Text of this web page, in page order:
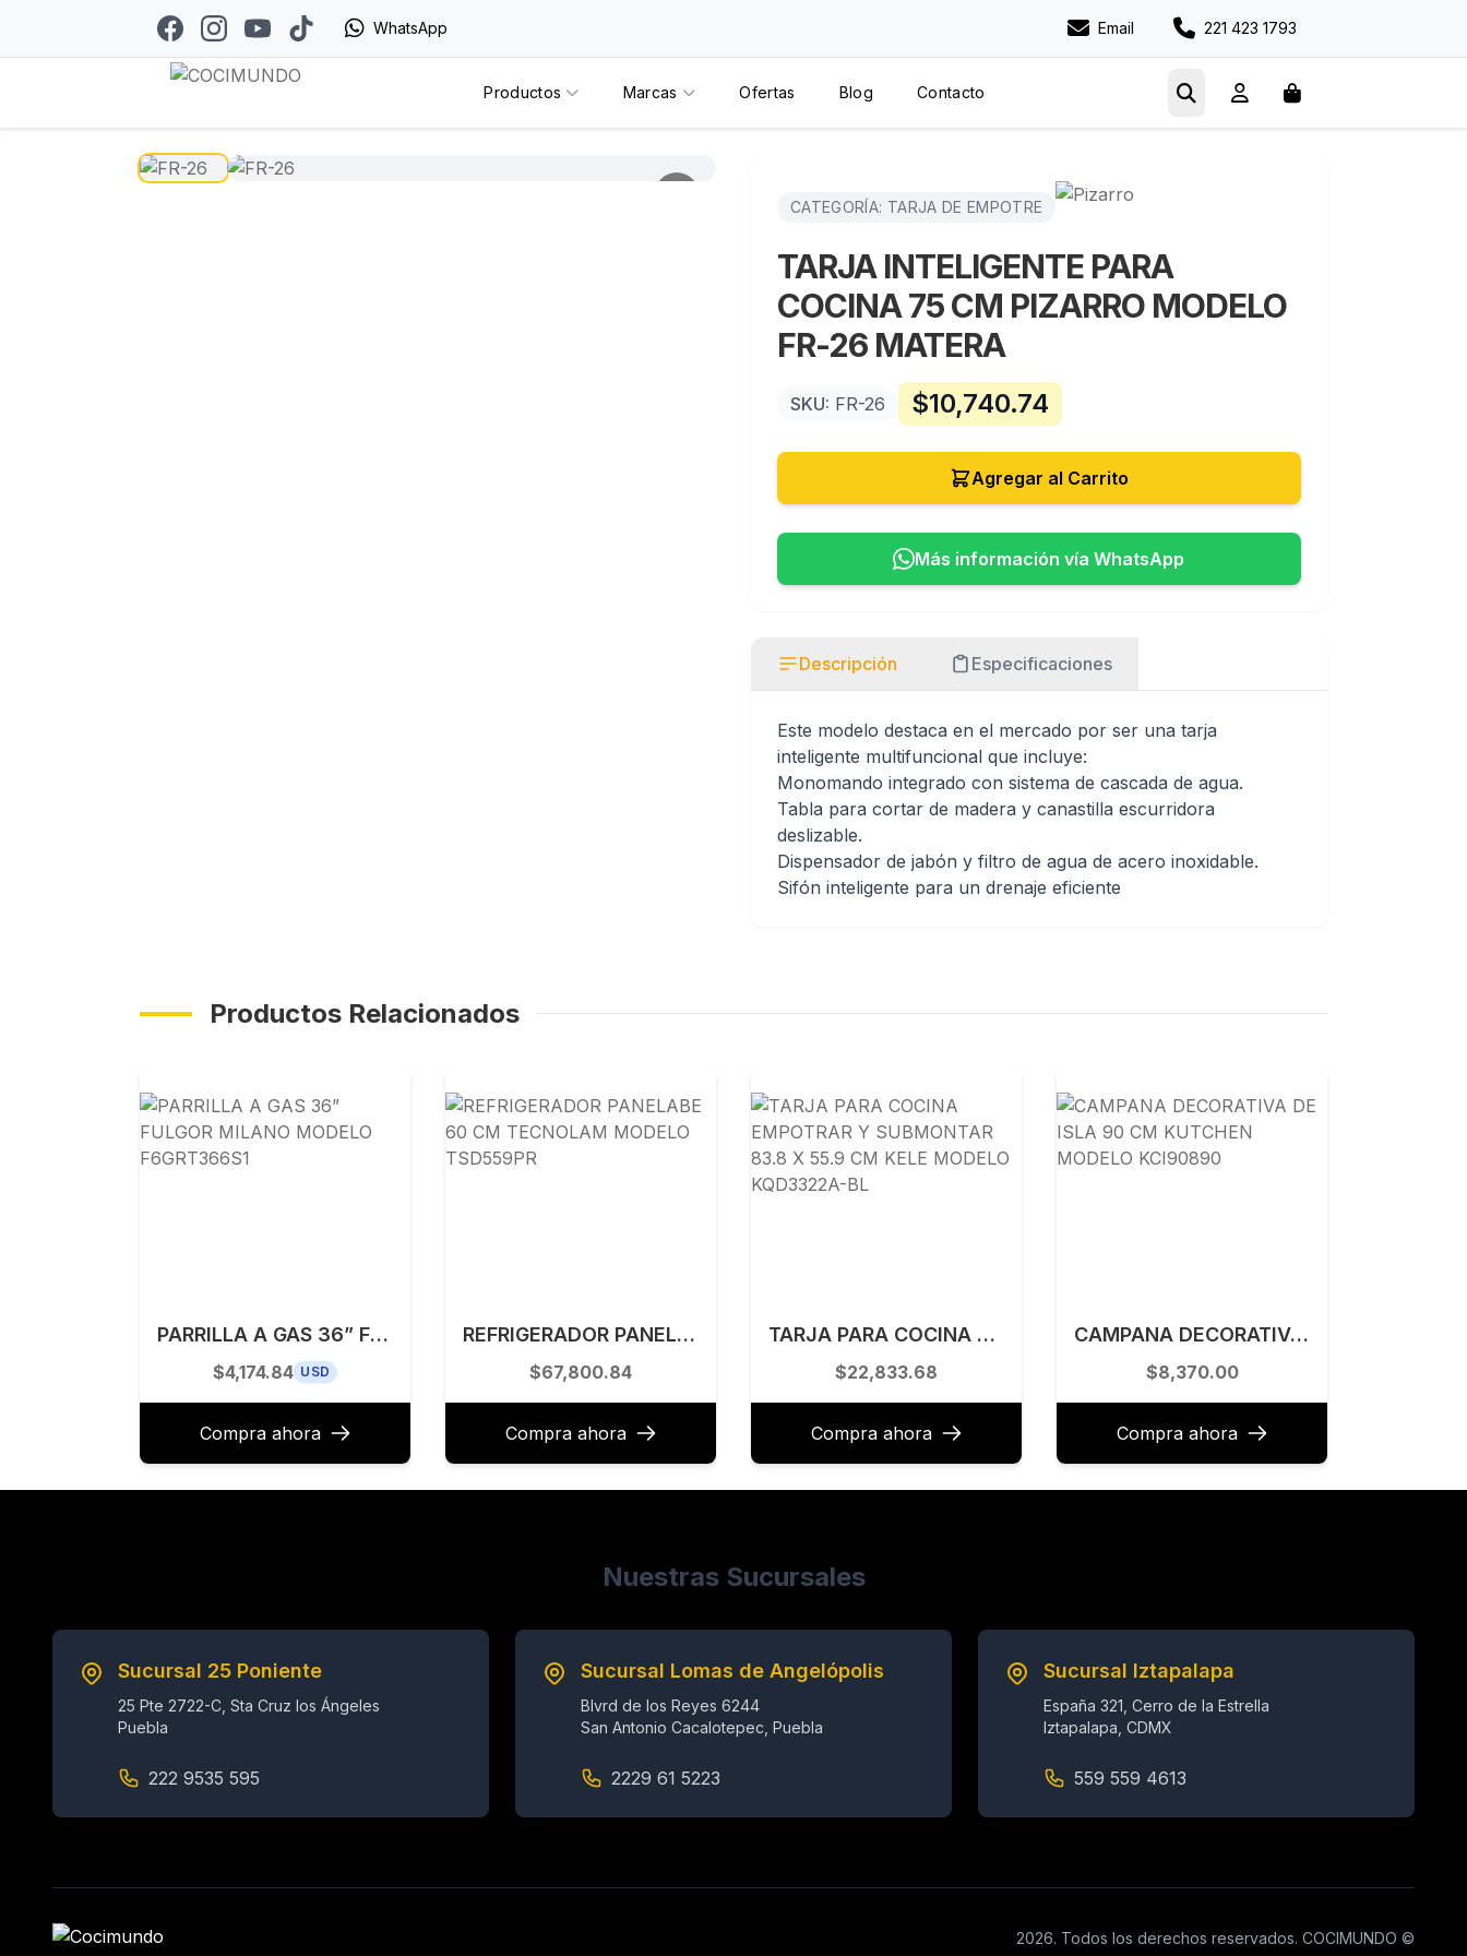
Email 221 423 1793
WhatsApp
Productos Marcas Ofertas Blog Contacto
CATEGORÍA: TARJA DE EMPOTRE
TARJA INTELIGENTE PARA
COCINA 75 CM PIZARRO MODELO
FR-26 MATERA
SKU: FR-26 $10,740.74
Agregar al Carrito
Más información vía WhatsApp
Descripción Especificaciones
Este modelo destaca en el mercado por ser una tarja
inteligente multifuncionalque incluye:
Monomando integrado con sistema de cascada de agua.
Tabla para cortarde madera y canastilla escurridora
deslizable.
Dispensador de jabón y filtro de agua de acero inoxidable.
Sifón inteligente para un drenaje eficiente
Productos Relacionados
PARRILLA A GAS 36” FULGOR MILANO MODELO F6GRT366S1
$4,174.84 USD
Compra ahora
REFRIGERADOR PANELABE 60 CM TECNOLAM MODELO TSD559PR
$67,800.84
Compra ahora
TARJA PARA COCINA EMPOTRAR Y SUBMONTAR 83.8 X 55.9 CM KELE MODELO KQD3322A-BL
$22,833.68
Compra ahora
CAMPANA DECORATIVA DE ISLA 90 CM KUTCHEN MODELO KCI90890
$8,370.00
Compra ahora
Nuestras Sucursales
Sucursal 25 Poniente
25 Pte 2722-C, Sta Cruz los Ángeles
Puebla
222 9535 595
Sucursal Lomas de Angelópolis
Blvrd de los Reyes 6244
San Antonio Cacalotepec, Puebla
2229 61 5223
Sucursal Iztapalapa
España 321, Cerro de la Estrella
Iztapalapa, CDMX
559 559 4613
2026. Todos los derechos reservados. COCIMUNDO ©